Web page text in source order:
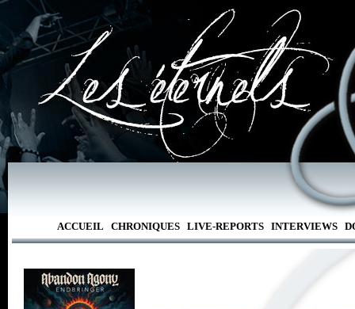
ACCUEIL CHRONIQUES LIVE-REPORTS INTERVIEWS